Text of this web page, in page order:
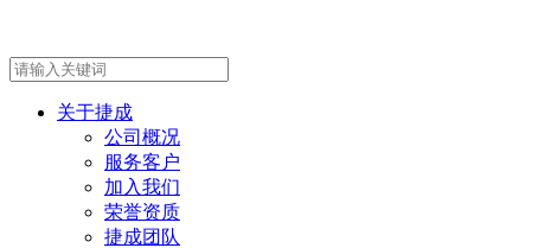
关于捷成
公司概况
服务客户
加入我们
荣誉资质
捷成团队